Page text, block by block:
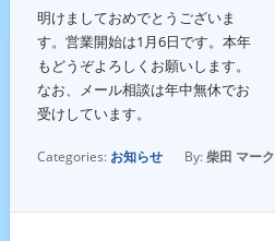
明けましておめでとうございま
す。営業開始は1月6日です。本年
もどうぞよろしくお願いします。
なお、メール相談は年中無休でお
受けしています。
Categories: お知らせ By:柴田 マーク